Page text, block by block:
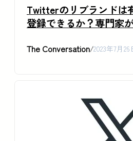
Twitterのリブランドは
登録できるか？専門家
The Conversation/2023年7月26